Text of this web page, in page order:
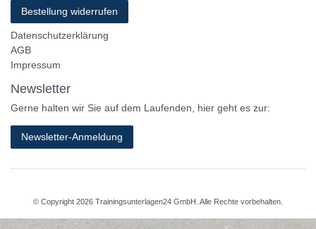
Bestellung widerrufen
Datenschutzerklärung
AGB
Impressum
Newsletter
Gerne halten wir Sie auf dem Laufenden, hier geht es zur:
Newsletter-Anmeldung
© Copyright 2026 Trainingsunterlagen24 GmbH. Alle Rechte vorbehalten.